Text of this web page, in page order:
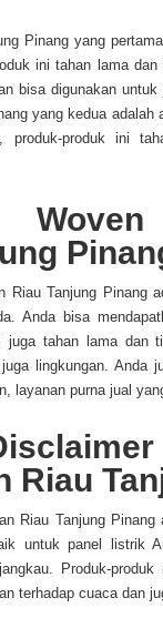
Pinang yang
ini tahan lama
bisa digunakan
yang kedua adalah
produk-produk ini
Tanjung Pinang
Anda bisa
juga tahan lama dan
lingkungan. Anda
layanan purna jual
Riau
Riau Tanjung
untuk panel listrik
Produk-
terhadap cuaca dan